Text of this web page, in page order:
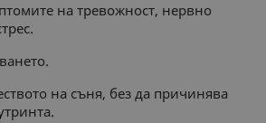
на тревожност, нервно
на съня, без да причинява